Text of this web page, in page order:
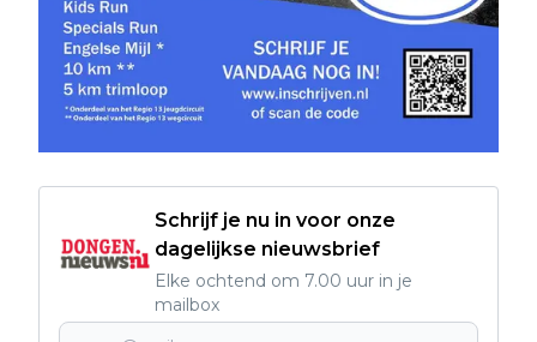
Schrijf je nu in voor onze
dagelijkse nieuwsbrief
Elke ochtend om 7.00 uur in je
mailbox